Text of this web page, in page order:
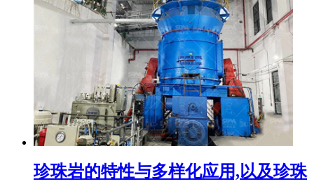
珍珠岩的特性与多样化应用,以及珍珠